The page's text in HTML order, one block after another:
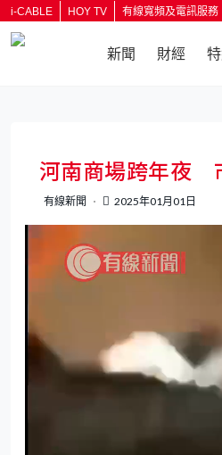
i-CABLE HOY TV 有線寬頻及電訊服務
新聞 財經
河南商場跨年夜
有線新聞 2025年01月01日